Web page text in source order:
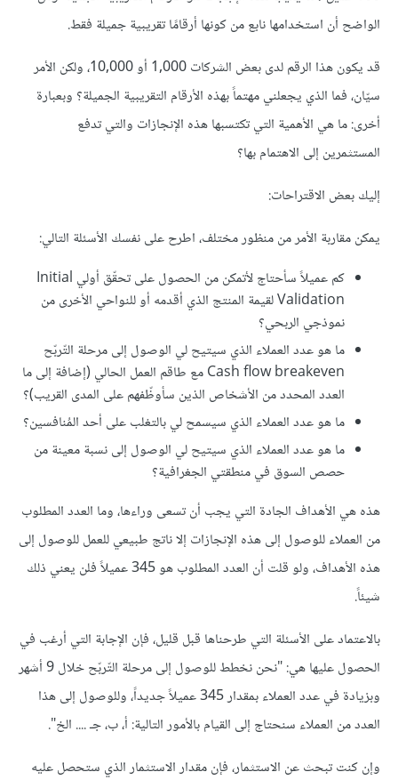
الواضح أن استخدامها نابع من كونها أرقامًا تقريبية جميلة فقط.
قد يكون هذا الرقم لدى بعض الشركات 1,000 أو 10,000، ولكن الأمر
سيّان، فما الذي يجعلني مهتماً بهذه الأرقام التقريبية الجميلة؟ وبعبارة
أخرى: ما هي الأهمية التي تكتسبها هذه الإنجازات والتي تدفع
المستثمرين إلى الاهتمام بها؟
إليك بعض الاقتراحات:
يمكن مقاربة الأمر من منظور مختلف، اطرح على نفسك الأسئلة التالي:
كم عميلاً سأحتاج لأتمكن من الحصول على تحقّق أولي Initial
Validation لقيمة المنتج الذي أقدمه أو للنواحي الأخرى من
نموذجي الربحي؟
ما هو عدد العملاء الذي سيتيح لي الوصول إلى مرحلة التّربّح
Cash flow breakeven مع طاقم العمل الحالي (إضافة إلى ما
العدد المحدد من الأشخاص الذين سأوظّفهم على المدى القريب)؟
ما هو عدد العملاء الذي سيسمح لي بالتغلب على أحد المُنافسين؟
ما هو عدد العملاء الذي سيتيح لي الوصول إلى نسبة معينة من
حصص السوق في منطقتي الجغرافية؟
هذه هي الأهداف الجادة التي يجب أن تسعى وراءها، وما العدد المطلوب
من العملاء للوصول إلى هذه الإنجازات إلا ناتج طبيعي للعمل للوصول إلى
هذه الأهداف، ولو قلت أن العدد المطلوب هو 345 عميلاً فلن يعني ذلك
شيئاً.
بالاعتماد على الأسئلة التي طرحناها قبل قليل، فإن الإجابة التي أرغب في
الحصول عليها هي: "نحن نخطط للوصول إلى مرحلة التّربّح خلال 9 أشهر
وبزيادة في عدد العملاء بمقدار 345 عميلاً جديداً، وللوصول إلى هذا
العدد من العملاء سنحتاج إلى القيام بالأمور التالية: أ، ب، جـ .... الخ".
وإن كنت تبحث عن الاستثمار، فإن مقدار الاستثمار الذي ستحصل عليه